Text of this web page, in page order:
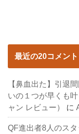
最近の20コメント
【鼻血出た】引退
いの１つが早くも
ャン レビュー）
に
QF進出者8人のス